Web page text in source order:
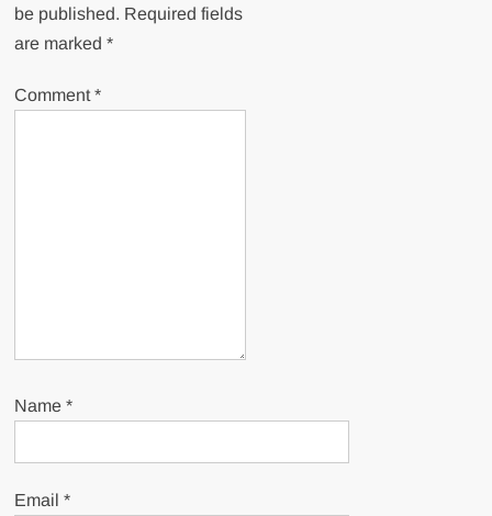
be published. Required fields
are marked*
Comment*
Name*
Email*